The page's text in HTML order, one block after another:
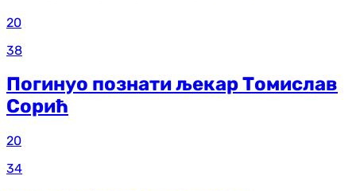
20
38
Погинуо познати љекар Томислав
Сорић
20
34